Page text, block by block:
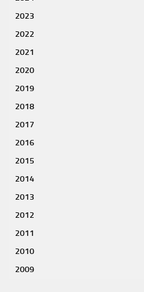
2023
2022
2021
2020
2019
2018
2017
2016
2015
2014
2013
2012
2011
2010
2009